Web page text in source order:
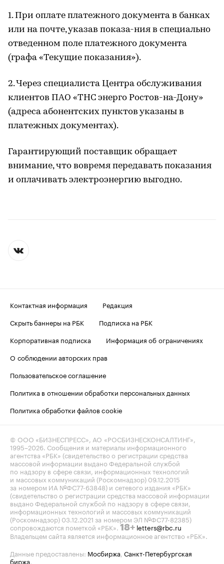
1. При оплате платежного документа в банках
или на почте, указав показа-ния в специально
отведенном поле платежного документа
(графа «Текущие показания»).
2. Через специалиста Центра обслуживания
клиентов ПАО «ТНС энерго Ростов-на-Дону»
(адреса абонентских пунктов указаны в
платежных документах).
Гарантирующий поставщик обращает
внимание, что вовремя передавать показания
и оплачивать электроэнергию выгодно.
Контактная информация
Редакция
Скрыть баннеры на РБК
Подписка на РБК
Корпоративная подписка
Информация об ограничениях
О соблюдении авторских прав
Пользовательское соглашение
Политика в отношении обработки персональных данных
Политика обработки файлов cookie
© ООО «БИЗНЕСПРЕСС», АО «РОСБИЗНЕСКОНСАЛТИНГ»,
1995–2026. Сообщения и материалы информационного
агентства «РБК» (свидетельство о регистрации средства
массовой информации выдано Федеральной службой
по надзору в сфере связи, информационных технологий
и массовых коммуникаций (Роскомнадзор) 09.12.2015
за номером ИА №ФС77-63848) и сетевого издания «РБК»
(свидетельство о регистрации средства массовой информации
выдано Федеральной службой по надзору в сфере связи,
информационных технологий и массовых коммуникаций
(Роскомнадзор) 03.12.2021 за номером ЭЛ №ФС77-82385)
сопровождаются пометкой «РБК». 18+ letters@rbc.ru
Владельцем сайта является информационное агентство «РБК».
Данные предоставлены: Мосбиржа, Санкт-Петербургская
биржа.